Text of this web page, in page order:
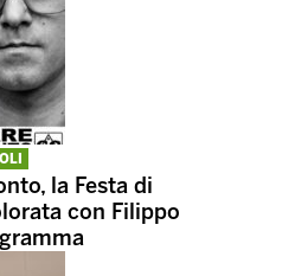
la Festa di
con Filippo